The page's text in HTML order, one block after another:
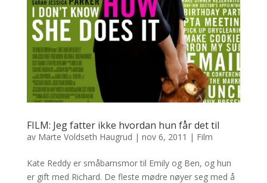
FILM: Jeg fatter ikke hvordan hun får det til
av Marte Voldseth Haugrud | nov 6, 2011 | Film
Kate Reddy er småbarnsmor til Emily og Ben, og hun
er gift med Richard. De fleste mødre nøyer seg med å